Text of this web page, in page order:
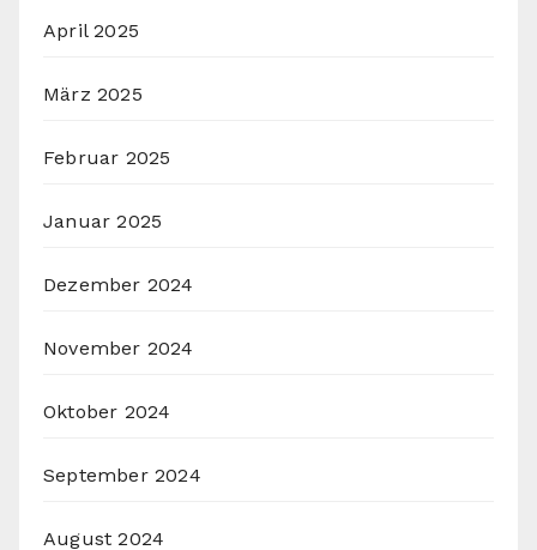
April 2025
März 2025
Februar 2025
Januar 2025
Dezember 2024
November 2024
Oktober 2024
September 2024
August 2024